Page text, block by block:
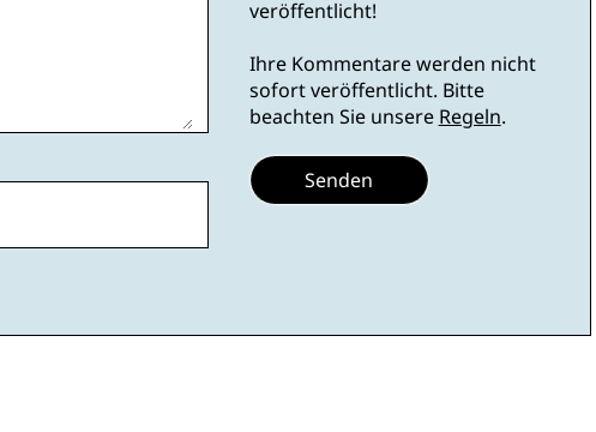
veröffentlicht!
Ihre Kommentare werden nicht
sofort veröffentlicht. Bitte
beachten Sie unsere Regeln.
Senden